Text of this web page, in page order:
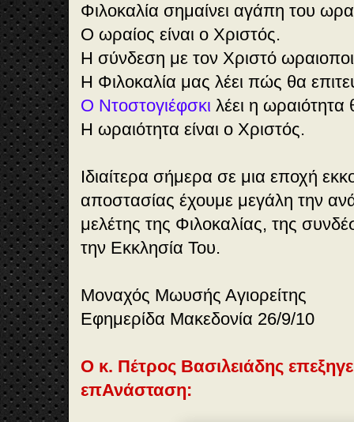
Φιλοκαλία σημαίνει αγάπη του
Ο ωραίος είναι ο Χριστός.
Η σύνδεση με τον Χριστό
Η Φιλοκαλία μας λέει πώς θα
Ο Ντοστογιέφσκι λέει η
Η ωραιότητα είναι ο Χριστός.
Ιδιαίτερα σήμερα σε μια εποχή
αποστασίας έχουμε μεγάλη την
μελέτης της Φιλοκαλίας, της
την Εκκλησία Του.
Μοναχός Μωυσής Αγιορείτης
Εφημερίδα Μακεδονία 26/9/10
Ο κ. Πέτρος Βασιλειάδης
επΑνάσταση: